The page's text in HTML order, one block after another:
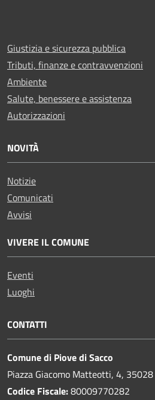
Giustizia e sicurezza pubblica
Tributi, finanze e contravvenzioni
Ambiente
Salute, benessere e assistenza
Autorizzazioni
NOVITÀ
Notizie
Comunicati
Avvisi
VIVERE IL COMUNE
Eventi
Luoghi
CONTATTI
Comune di Piove di Sacco
Piazza Giacomo Matteotti, 4, 35028
Codice Fiscale:80009770282